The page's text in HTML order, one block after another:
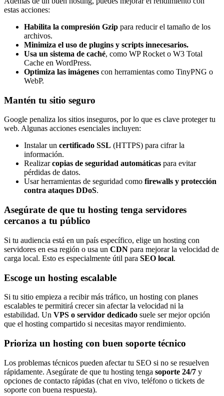
estas acciones:
Habilita la compresión Gzip para reducir el tamaño de los
archivos.
Minimiza el uso de plugins y scripts innecesarios.
Usa un sistema de caché, como WP Rocket o W3 Total
Cache en WordPress.
Optimiza las imágenes con herramientas como TinyPNG o
WebP.
Mantén tu sitio seguro
Google penaliza los sitios inseguros, por lo que es clave proteger tu
web. Algunas acciones esenciales incluyen:
Instalar un certificado SSL (HTTPS) para cifrar la
información.
Realizarcopias de seguridad automáticas para evitar
pérdidas de datos.
Usar herramientas de seguridad como firewalls y protección
contra ataques DDoS.
Asegúrate de que tu hosting tenga servidores
cercanos a tu público
Si tu audiencia está en un país específico, elige un hosting con
servidores en esa región o usa un CDN para mejorar la velocidad de
carga local. Esto es especialmente útil para SEO local.
Escoge un hosting escalable
Si tu sitio empieza a recibir más tráfico, un hosting con planes
escalables te permitirá crecer sin afectar la velocidad ni la
estabilidad. Un VPS o servidor dedicado suele ser mejor opción
que el hosting compartido si necesitas mayor rendimiento.
Prioriza un hosting con buen soporte técnico
Los problemas técnicos pueden afectar tu SEO si no se resuelven
rápidamente. Asegúrate de que tu hosting tenga soporte 24/7 y
opciones de contacto rápidas (chat en vivo, teléfono o tickets de
soporte con buena respuesta).